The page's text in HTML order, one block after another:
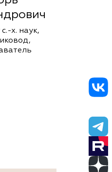
х. наук,